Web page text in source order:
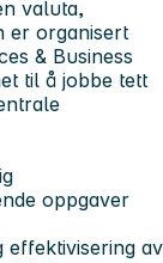
valuta,
er organisert
& Business
til å jobbe tett
oppgaver
effektivisering av